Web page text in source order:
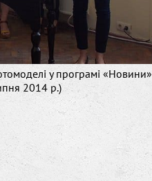
у програмі «Новини»
2014 р.)